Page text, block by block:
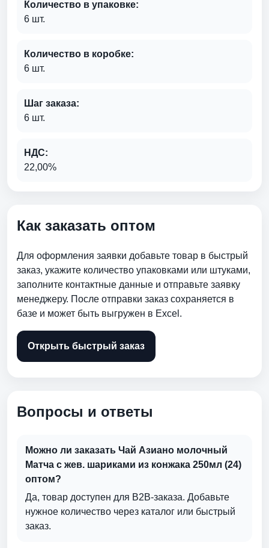
Количество в упаковке:
6 шт.
Количество в коробке:
6 шт.
Шаг заказа:
6 шт.
НДС:
22,00%
Как заказать оптом
Для оформления заявки добавьте товар в быстрый
заказ, укажите количество упаковками или штуками,
заполните контактные данные и отправьте заявку
менеджеру. После отправки заказ сохраняется в
базе и может быть выгружен в Excel.
Открыть быстрый заказ
Вопросы и ответы
Можно ли заказать Чай Азиано молочный
Матча с жев. шариками из конжака 250мл (24)
оптом?
Да, товар доступен для B2B-заказа. Добавьте
нужное количество через каталог или быстрый
заказ.